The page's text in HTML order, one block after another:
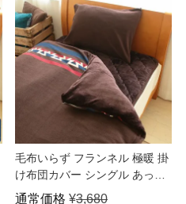
毛布いらず フランネル 極暖 掛
け布団カバー シングル あった
か 毛布 2WAY …
通常価格 ¥3,680